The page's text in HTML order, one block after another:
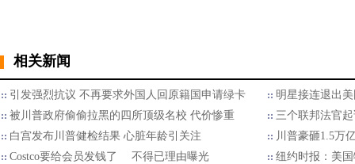
相关新闻
引发强烈抗议 不再要求外国人回原籍国申请绿卡
明星接连退出
被川普政府偷偷拉黑的四所顶级名校 代价惨重
三个联邦法官
白宫发布川普健检结果 心脏年龄引关注
川普豪砸1.5万
Costco要给会员发钱了 不得已理由曝光
纽约时报：美